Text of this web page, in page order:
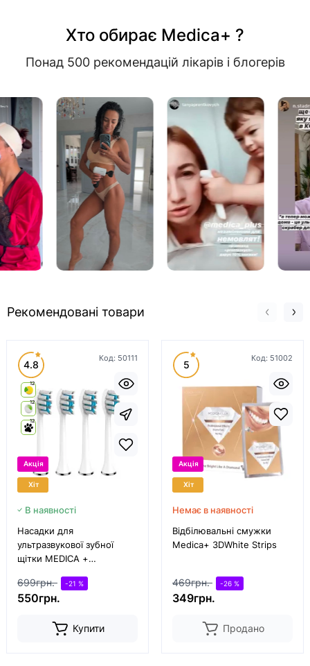
Хто обирає Medica+ ?
Понад 500 рекомендацій лікарів і блогерів
Рекомендовані товари
Код: 50111
4.8
12
12
12
Акція
Хіт
В наявності
Насадки для
ультразвукової зубної
щітки MEDICA +
шт)
699грн. -21 %
550грн.
Купити
Код: 51002
5
Акція
Хіт
Немає в наявності
Відбілювальні смужки
Medica+ 3DWhite Strips
469грн. -26 %
349грн.
Продано